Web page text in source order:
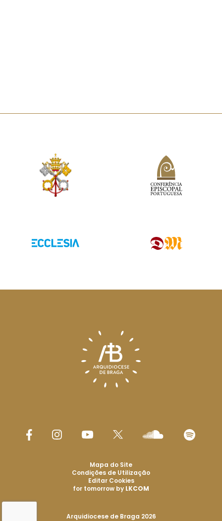
Arquidiocese de Braga 2026
Mapa do Site
Condições de Utilização
Editar Cookies
for tomorrow by LKCOM